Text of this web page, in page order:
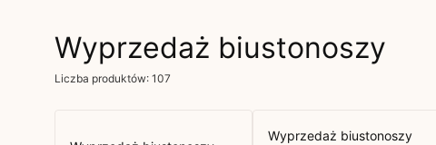
Wyprzedaż biustonoszy
Liczba produktów: 107
Wyprzedaż biustonoszy